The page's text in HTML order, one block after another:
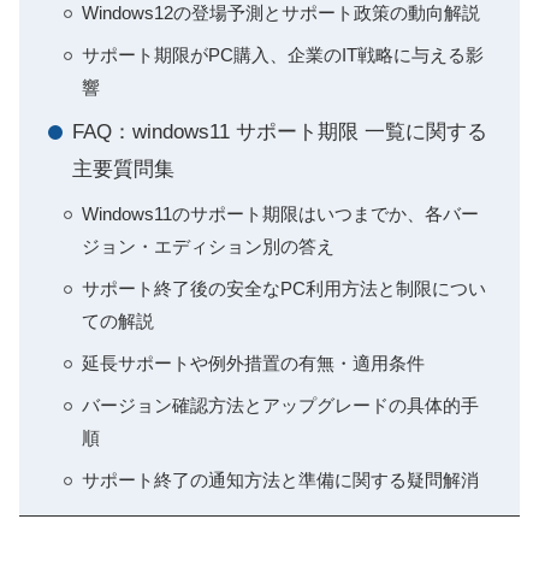
Windows12の登場予測とサポート政策の動向解説
サポート期限がPC購入、企業のIT戦略に与える影
響
FAQ：windows11 サポート期限 一覧に関する
主要質問集
Windows11のサポート期限はいつまでか、各バー
ジョン・エディション別の答え
サポート終了後の安全なPC利用方法と制限につい
ての解説
延長サポートや例外措置の有無・適用条件
バージョン確認方法とアップグレードの具体的手
順
サポート終了の通知方法と準備に関する疑問解消